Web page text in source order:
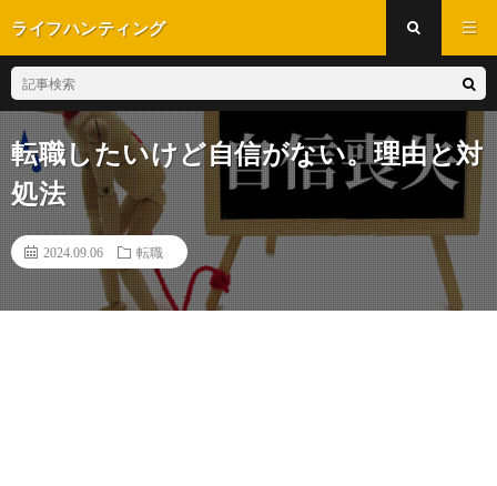
ライフハンティング
転職したいけど自信がない。理由と対
処法
2024.09.06 転職